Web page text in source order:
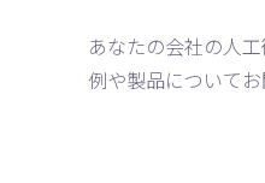
あなたの会社の人
例や製品についてお